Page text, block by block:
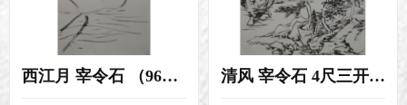
西江月 宰令石 （96X58） 清风 宰令石 4尺三开（46X68）